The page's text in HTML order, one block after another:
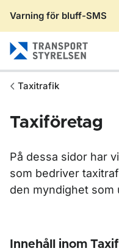
Varning för bluff-SMS
Taxitrafik
Taxiföretag
På dessa sidor har
som bedriver
den myndighet som
Innehåll inom